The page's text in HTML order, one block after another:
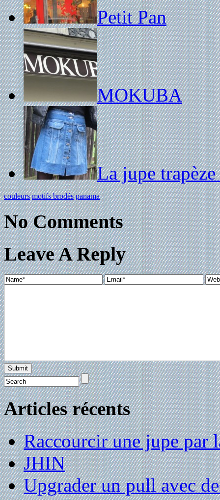
Petit Pan
MOKUBA
La jupe trapèze
couleurs motifs brodés panama
No Comments
Leave A Reply
Articles récents
Raccourcir une jupe par
JHIN
Upgrader un pull avec